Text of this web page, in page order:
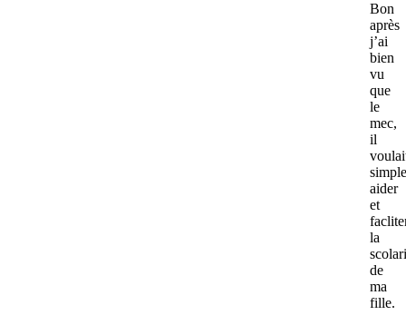
Bon
après
j’ai
bien
vu
que
le
mec,
il
aider
et
la
de
ma
fille.